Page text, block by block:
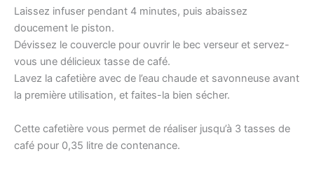
Laissez infuser pendant 4 minutes, puis abaissez
doucement le piston.
Dévissez le couvercle pour ouvrir le bec verseur et servez-
vous une délicieux tasse de café.
Lavez la cafetière avec de l’eau chaude et savonneuse avant
la première utilisation, et faites-la bien sécher.
Cette cafetière vous permet de réaliser jusqu’à 3 tasses de
café pour 0,35 litre de contenance.